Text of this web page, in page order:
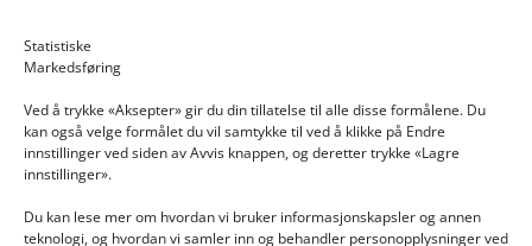
Statistiske
Markedsføring
Ved å trykke «Aksepter» gir du din tillatelse til alle disse formålene. Du
kan også velge formålet du vil samtykke til ved å klikke på Endre
innstillinger ved siden av Avvis knappen, og deretter trykke «Lagre
innstillinger».
Du kan lese mer om hvordan vi bruker informasjonskapsler og annen
teknologi, og hvordan vi samler inn og behandler personopplysninger ved
INFORMASJON